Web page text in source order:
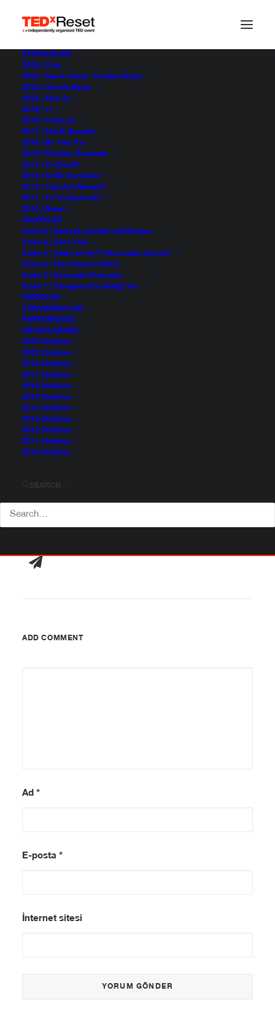
ETKINLIKLER
2025 | O An
2024 | Seçim Senin, Yeniden Başla.
2023 | Umudu Besle
2022 | Alan Aç
2019 | +1
2018 | Yol(a)çık
2017 | Şimdi, Burada!
2016 | Bir Yolu Var
2015 | Fikirden Harekete
2014 | Ya Şimdi?
2013 | Kritik Kavşaklar
2012 | Yolculuk Nereye?
2011 | Ya Yanılıyorsak?
2010 | Reset
SALONLAR
Salon 6 | Gelecek yeniden şekilleniyor.
Salon 5 | Çıkış Yolu
Salon 4 | Yeter mi hiç? Yoksa daha iyisi mi?
Salon 3 | The Future of Work
Salon 2 | Cesaretini Konuştur
Salon 1 | Yüreğinin Kal Dediği Yer
VIDEOLAR
KONUŞMACILAR
PERFORMANS
ORTAKLARIMIZ
2023 Ortakları
2022 Ortakları
2018 Ortakları
2017 Ortakları
2016 Ortakları
2015 Ortakları
2014 Ortakları
2013 Ortakları
2012 Ortakları
2011 Ortakları
2010 Ortakları
ADD COMMENT
Ad *
E-posta *
İnternet sitesi